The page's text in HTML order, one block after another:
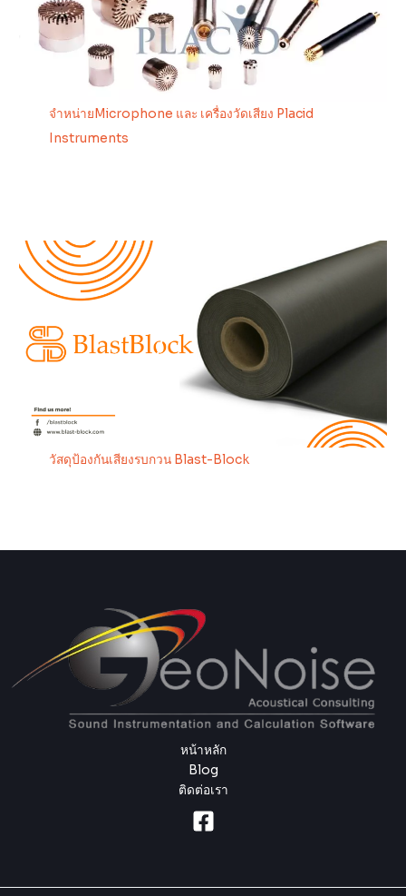
จำหน่ายMicrophone และ เครื่องวัดเสียง Placid
Instruments
วัสดุป้องกันเสียงรบกวน Blast-Block
หน้าหลัก
Blog
ติดต่อเรา